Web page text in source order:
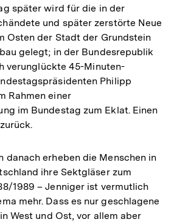
später wird für die in der
und später zerstörte Neue
Osten der Stadt der Grundstein
gelegt; in der Bundesrepublik
verunglückte 45-Minuten-
Philipp
Rahmen einer
im Bundestag zum Eklat. Einen
danach erheben die Menschen in
ihre Sektgläser zum
1989 – Jenniger ist vermutlich
mehr. Dass es nur geschlagene
West und Ost, vor allem aber